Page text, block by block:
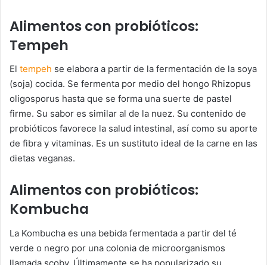
Alimentos con probióticos:
Tempeh
El tempeh se elabora a partir de la fermentación de la soya
(soja) cocida. Se fermenta por medio del hongo Rhizopus
oligosporus hasta que se forma una suerte de pastel
firme. Su sabor es similar al de la nuez. Su contenido de
probióticos favorece la salud intestinal, así como su aporte
de fibra y vitaminas. Es un sustituto ideal de la carne en las
dietas veganas.
Alimentos con probióticos:
Kombucha
La Kombucha es una bebida fermentada a partir del té
verde o negro por una colonia de microorganismos